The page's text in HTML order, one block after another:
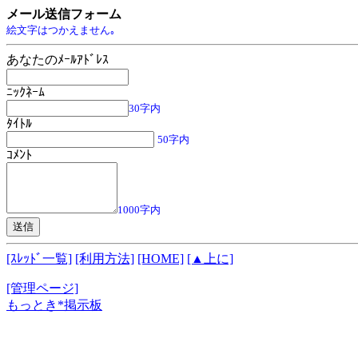
メール送信フォーム
絵文字はつかえません｡
あなたのﾒｰﾙｱﾄﾞﾚｽ
ﾆｯｸﾈｰﾑ
30字内
ﾀｲﾄﾙ
50字内
ｺﾒﾝﾄ
1000字内
[ｽﾚｯﾄﾞ一覧] [利用方法] [HOME] [▲上に]
[管理ページ]
もっとき*掲示板